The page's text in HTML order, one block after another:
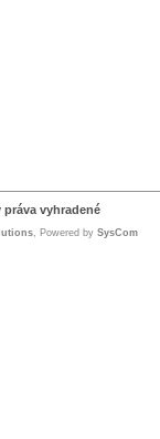
práva vyhradené
, Powered by SysCom